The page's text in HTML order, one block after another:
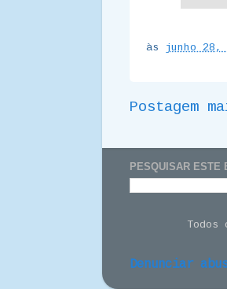
às junho 28,
Postagem
PESQUISAR ESTE
Denunciar